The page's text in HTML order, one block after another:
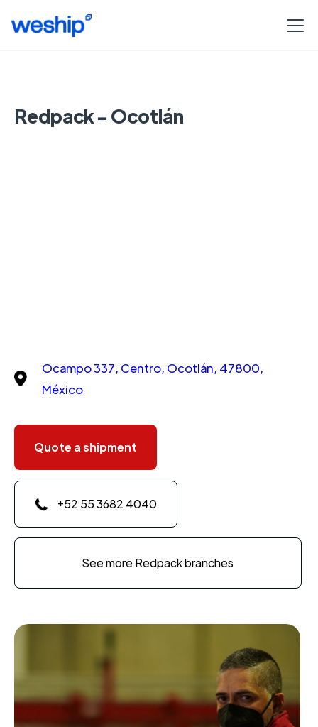
Redpack - Ocotlán
Ocampo 337, Centro, Ocotlán, 47800,
México
Quote a shipment
+52 55 3682 4040
See more Redpack branches